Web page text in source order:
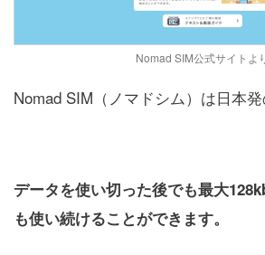
Nomad SIM公式サイトよ
Nomad SIM（ノマドシム）は日本発
データを使い切った後でも最大
も使い続けることができます。